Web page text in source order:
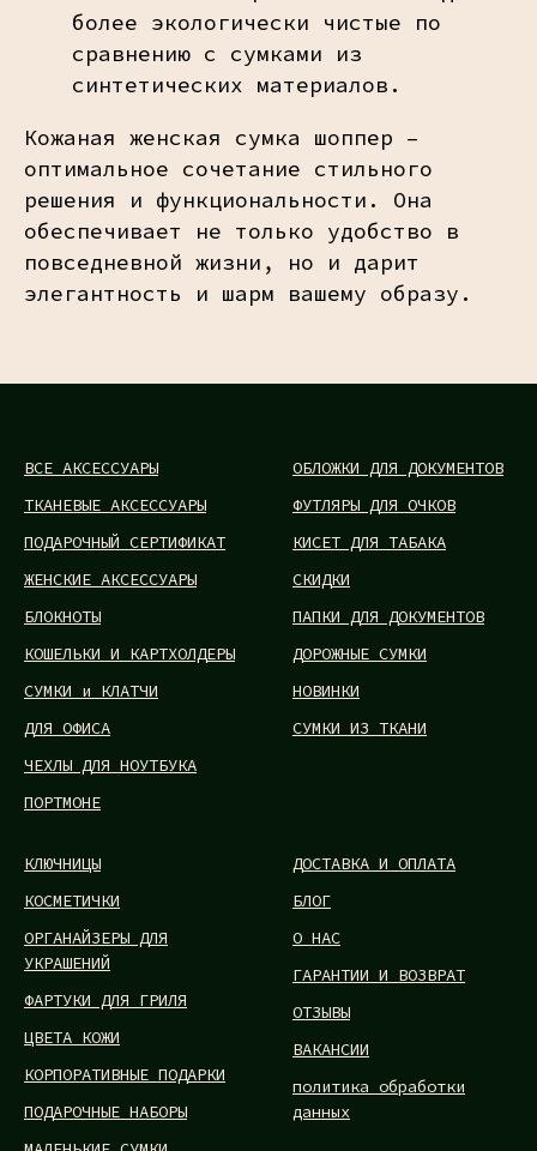
более экологически чистые по
сравнению с сумками из
синтетических материалов.
Кожаная женская сумка шоппер –
оптимальное сочетание стильного
решения и функциональности. Она
обеспечивает не только удобство в
повседневной жизни, но и дарит
элегантность и шарм вашему образу.
ВСЕ АКСЕССУАРЫ
ТКАНЕВЫЕ АКСЕССУАРЫ
ПОДАРОЧНЫЙ СЕРТИФИКАТ
ЖЕНСКИЕ АКСЕССУАРЫ
БЛОКНОТЫ
КОШЕЛЬКИ И КАРТХОЛДЕРЫ
СУМКИ и КЛАТЧИ
ДЛЯ ОФИСА
ЧЕХЛЫ ДЛЯ НОУТБУКА
ПОРТМОНЕ
ОБЛОЖКИ ДЛЯ ДОКУМЕНТОВ
ФУТЛЯРЫ ДЛЯ ОЧКОВ
КИСЕТ ДЛЯ ТАБАКА
СКИДКИ
ПАПКИ ДЛЯ ДОКУМЕНТОВ
ДОРОЖНЫЕ СУМКИ
НОВИНКИ
СУМКИ ИЗ ТКАНИ
КЛЮЧНИЦЫ
КОСМЕТИЧКИ
ОРГАНАЙЗЕРЫ ДЛЯ
УКРАШЕНИЙ
ФАРТУКИ ДЛЯ ГРИЛЯ
ЦВЕТА КОЖИ
КОРПОРАТИВНЫЕ ПОДАРКИ
ПОДАРОЧНЫЕ НАБОРЫ
ДОСТАВКА И ОПЛАТА
БЛОГ
О НАС
ГАРАНТИИ И ВОЗВРАТ
ОТЗЫВЫ
ВАКАНСИИ
политика обработки
данных